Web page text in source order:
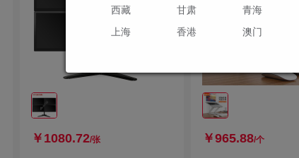
￥1080.72/张 ￥965.88/个
西藏
甘肃 青海
上海
香港 澳门